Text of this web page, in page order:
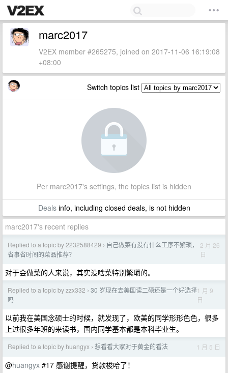
marc2017
V2EX member #265275, joined on 2017-11-06 16:19:08
+08:00
Switch topics list
Per marc2017's settings, the topics list is hidden
Dealsinfo, including closed deals, is not hidden
marc2017's recent replies
Replied to a topic by 2232588429 › 自己做菜有没有什么工序不繁琐，
省事省时间的菜品推荐？
2 月 26
日
对于会做菜的人来说，其实没啥菜特别繁琐的。
Replied to a topic by zzx332 › 30 岁现在去美国读二硕还是一个好选择
吗
1 月 9
日
以前我在美国念硕士的时候，就发现了，欧美的同学形形色色，很多
上过很多年班的来读书，国内同学基本都是本科毕业生。
Replied to a topic by huangyx › 想看看大家对于黄金的看法 1 月 5 日
@huangyx #17 感谢提醒，贷款梭哈了！